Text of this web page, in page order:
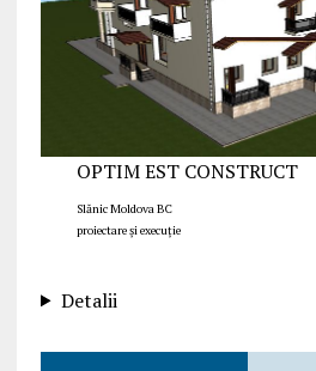
OPTIM EST CONSTRUCT
Slănic Moldova BC
proiectare și execuție
Detalii